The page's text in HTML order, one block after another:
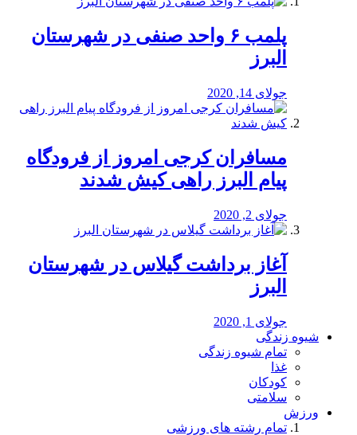
پلمب ۶ واحد صنفی در شهرستان
البرز
جولای 14, 2020
مسافران کرجی امروز از فرودگاه
پیام البرز راهی کیش شدند
جولای 2, 2020
آغاز برداشت گیلاس در شهرستان
البرز
جولای 1, 2020
شیوه زندگی
تمام شیوه زندگی
غذا
کودکان
سلامتی
ورزش
تمام رشته های ورزشی